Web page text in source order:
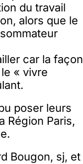
du travail
alors que le
car la façon
« vivre
poser leurs
Région Paris,
Bougon, sj, et